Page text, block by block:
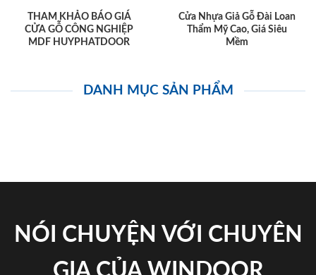
THAM KHẢO BÁO GIÁ
CỬA GỖ CÔNG NGHIỆP
MDF HUYPHATDOOR
Cửa Nhựa Giả Gỗ Đài Loan
Thẩm Mỹ Cao, Giá Siêu
Mềm
DANH MỤC SẢN PHẨM
NÓI CHUYỆN VỚI CHUYÊN